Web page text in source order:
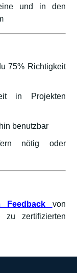
und in den
75% Richtigkeit
in Projekten
benutzbar
nötig oder
Feedback von
zu zertifizierten